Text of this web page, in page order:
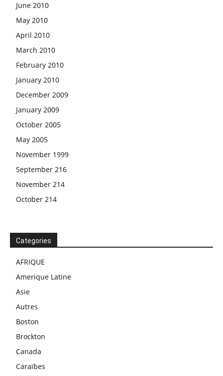
June 2010
May 2010
April 2010
March 2010
February 2010
January 2010
December 2009
January 2009
October 2005
May 2005
November 1999
September 216
November 214
October 214
Categories
AFRIQUE
Amerique Latine
Asie
Autres
Boston
Brockton
Canada
Caraïbes